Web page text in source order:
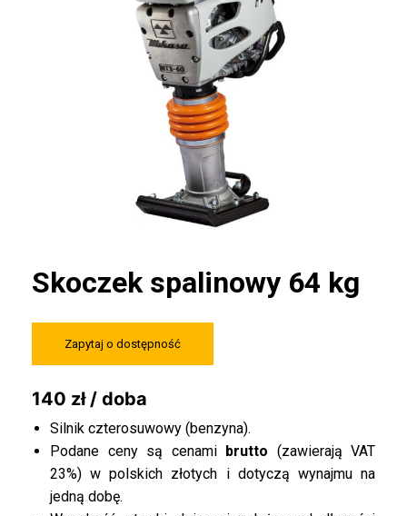
Skoczek spalinowy 64 kg
Zapytaj o dostępność
140 zł / doba
Silnik czterosuwowy (benzyna).
Podane ceny są cenami brutto (zawierają VAT
23%) w polskich złotych i dotyczą wynajmu na
jedną dobę.